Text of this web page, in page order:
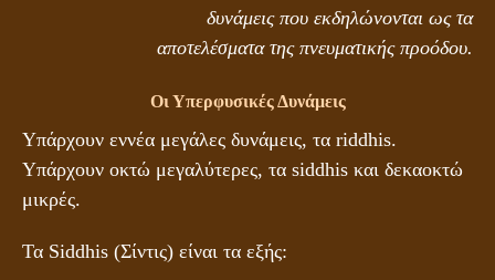
δυνάμεις που εκδηλώνονται ως τα
αποτελέσματα της πνευματικής προόδου.
Οι Υπερφυσικές Δυνάμεις
Υπάρχουν εννέα μεγάλες δυνάμεις, τα riddhis.
Υπάρχουν οκτώ μεγαλύτερες, τα siddhis και δεκαοκτώ
μικρές.
Τα Siddhis (Σίντις) είναι τα εξής: